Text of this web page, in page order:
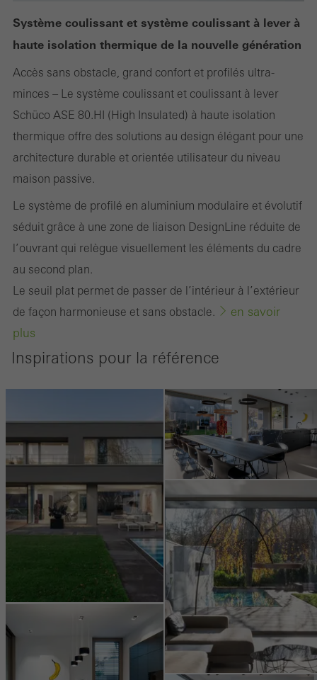
Système coulissant et système coulissant à lever à
haute isolation thermique de la nouvelle génération
Accès sans obstacle, grand confort et profilés ultra-
minces – Le système coulissant et coulissant à lever
Schüco ASE 80.HI (High Insulated) à haute isolation
thermique offre des solutions au design élégant pour une
architecture durable et orientée utilisateur du niveau
maison passive.
Le système de profilé en aluminium modulaire et évolutif
séduit grâce à une zone de liaison DesignLine réduite de
l’ouvrant qui relègue visuellement les éléments du cadre
au second plan.
Le seuil plat permet de passer de l’intérieur à l’extérieur
de façon harmonieuse et sans obstacle.
en savoir
plus
Inspirations pour la référence